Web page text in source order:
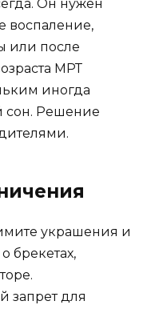
Он нужен
воспаление,
или после
МРТ
иногда
сон. Решение
украшения и
брекетах,
запрет для